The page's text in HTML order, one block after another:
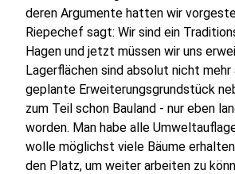
deren Argumente hatten wir
Riepechef sagt: Wir sind ein
Hagen und jetzt müssen wir uns
Lagerflächen sind absolut nicht mehr
geplante Erweiterungsgrundstück
zum Teil schon Bauland - nur eben
worden. Man habe alle
wolle möglichst viele Bäume
den Platz, um weiter arbeiten zu